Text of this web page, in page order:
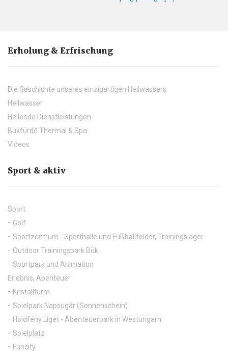
Erholung & Erfrischung
Die Geschichte unseres einzigartigen Heilwassers
Heilwasser
Heilende Dienstleistungen
Bükfürdő Thermal & Spa
Videos
Sport & aktiv
Sport
Golf
Sportzentrum - Sporthalle und Fußballfelder, Trainingslager
Outdoor Trainingspark Bük
Sportpark und Animation
Erlebnis, Abenteuer
Kristallturm
Spielpark Napsugár (Sonnenschein)
Holdfény Liget - Abenteuerpark in Westungarn
Spielplatz
Funcity